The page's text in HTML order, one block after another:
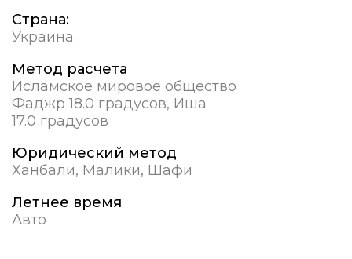
Страна:
Украина
Метод расчета
Исламское мировое общество
Фаджр 18.0 градусов, Иша
17.0 градусов
Юридический метод
Ханбали, Малики, Шафи
Летнее время
Авто